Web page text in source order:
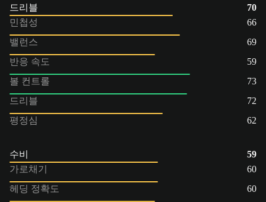
드리블
70
민첩성
66
밸런스
69
반응 속도
59
볼 컨트롤
73
드리블
72
평정심
62
수비
59
가로채기
60
헤딩 정확도
60